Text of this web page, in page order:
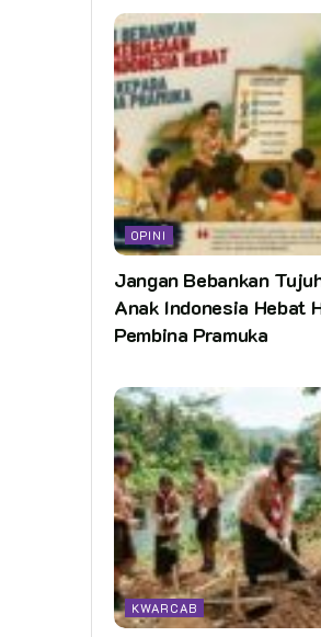
OPINI
Jangan Bebankan
Anak Indonesia Hebat
Pembina Pramuka
KWARCAB